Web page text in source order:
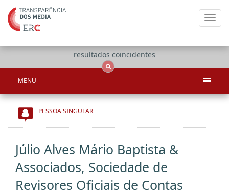
resultados coincidentes
MENU
PESSOA SINGULAR
Júlio Alves Mário Baptista &
Associados, Sociedade de
Revisores Oficiais de Contas